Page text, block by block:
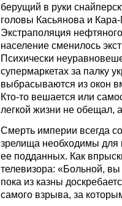
берущий в руки
головы Касьянова и
Экстраполяция
население сменилось
Психически
супермаркетах за палку
выбрасываются из окон
Кто-то вешается или
легкой жизни не обещал,
Смерть империи всегда
зрелища необходимы для
ее подданных. Как
телевизора: «Больной,
пока из казны
самого взрыва, за